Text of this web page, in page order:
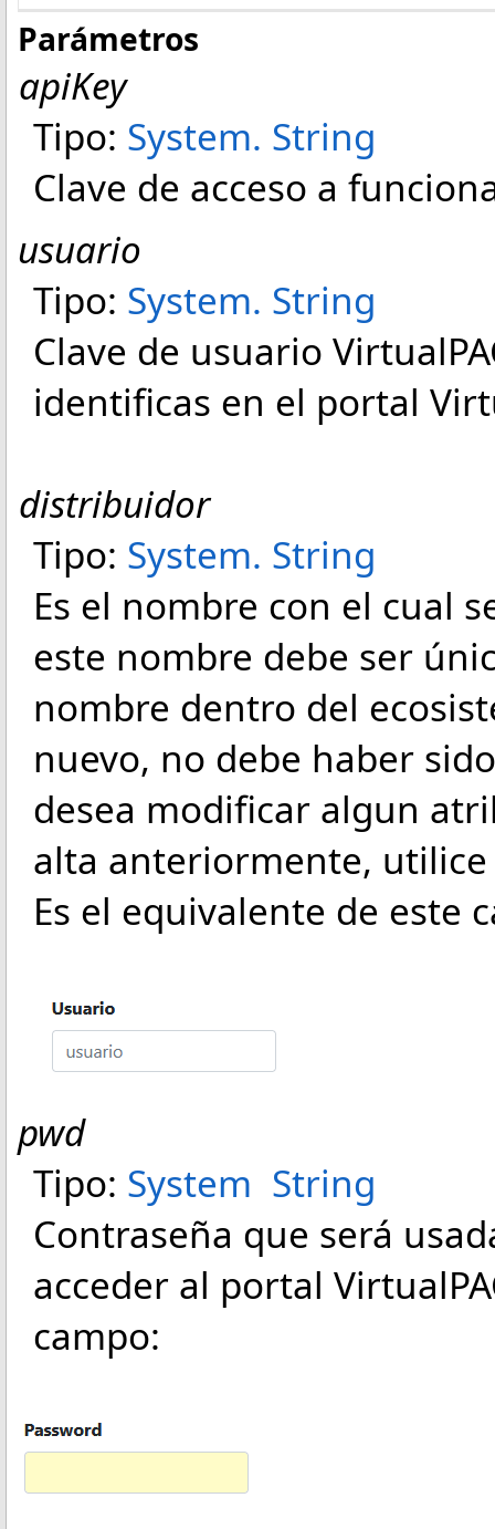
Parámetros
apiKey
Tipo: System. String
Clave de acceso a
usuario
Tipo: System. String
Clave de usuario
identificas en el portal
distribuidor
Tipo: System. String
Es el nombre con el cual
este nombre debe ser
nombre dentro del
nuevo, no debe haber
desea modificar algun
alta anteriormente,
Es el equivalente de este
pwd
Tipo: System String
Contraseña que será
acceder al portal
campo: